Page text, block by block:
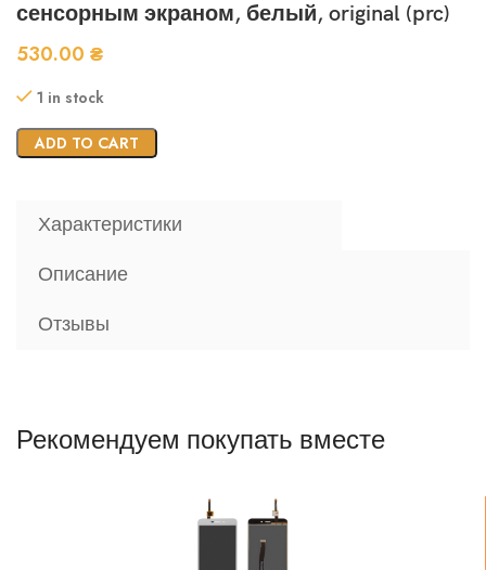
сенсорным экраном, белый, original (prc)
530.00 ₴
1 in stock
ADD TO CART
Характеристики
Описание
Отзывы
Рекомендуем покупать вместе